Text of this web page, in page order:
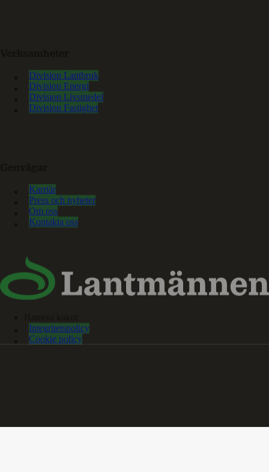
Division Lantbruk
Division Energi
Division Livsmedel
Division Fastighet
Karriär
Press och nyheter
Om oss
Kontakta oss
Integritetspolicy
Cookie policy